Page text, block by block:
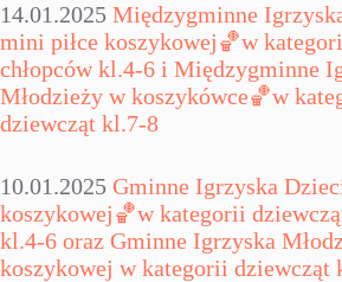
14.01.2025 Międzygminne
mini piłce koszykowej🏀w
chłopców kl.4-6 i Międzygminne
Młodzieży w koszykówce🏀w
dziewcząt kl.7-8
10.01.2025 Gminne Igrzyska
koszykowej🏀w kategorii
kl.4-6 oraz Gminne Igrzyska
koszykowej w kategorii dziewcząt